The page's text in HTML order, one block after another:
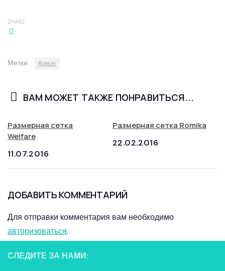
SHARE
Метки: Rieker
ВАМ МОЖЕТ ТАКЖЕ ПОНРАВИТЬСЯ...
Размерная сетка
Welfare
11.07.2016
Размерная сетка Romika
22.02.2016
ДОБАВИТЬ КОММЕНТАРИЙ
Для отправки комментария вам необходимо
авторизоваться.
СЛЕДИТЕ ЗА НАМИ: